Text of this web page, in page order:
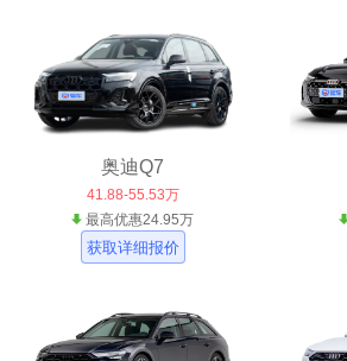
奥迪Q7
41.88-55.53万
最高优惠24.95万
获取详细报价